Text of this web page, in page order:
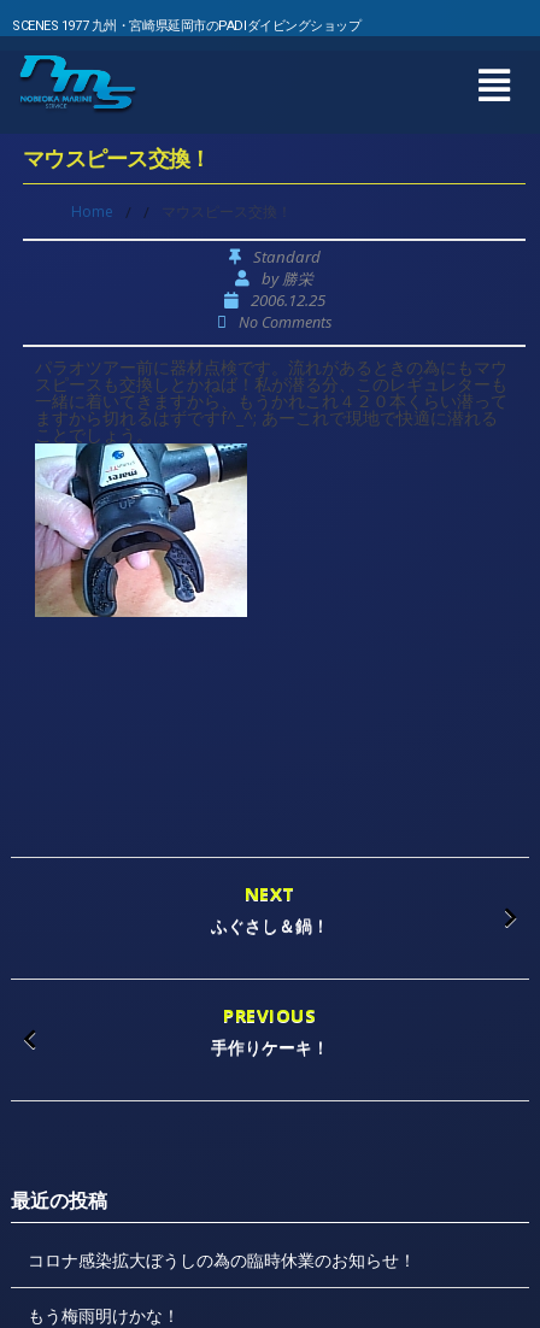
SCENES 1977 九州・宮崎県延岡市のPADIダイビングショップ
マウスピース交換！
Home / / マウスピース交換！
Standard
by勝栄
2006.12.25
No Comments
パラオツアー前に器材点検です。流れがあるときの為にもマウ
スピースも交換しとかねば！私が潜る分、このレギュレターも
一緒に着いてきますから、もうかれこれ４２０本くらい潜って
ますから切れるはずですf^_^; あーこれで現地で快適に潜れる
ことでしょう。
NEXT
ふぐさし＆鍋！
PREVIOUS
手作りケーキ！
最近の投稿
コロナ感染拡大ぼうしの為の臨時休業のお知らせ！
もう梅雨明けかな！